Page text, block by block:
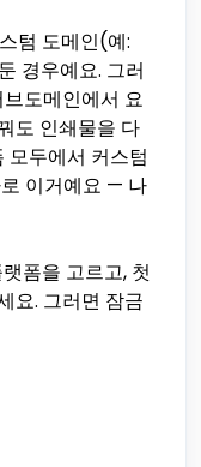
텀 도메인(예:
경우예요. 그러
도메인에서 요
도 인쇄물을 다
모두에서 커스텀
이거예요 — 나
폼을 고르고, 첫
요. 그러면 잠금